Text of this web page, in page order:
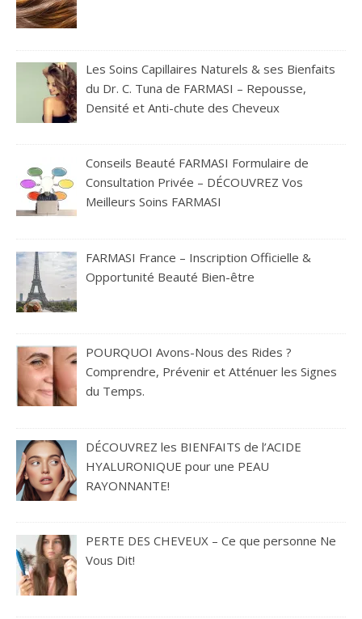
Les Soins Capillaires Naturels & ses Bienfaits
du Dr. C. Tuna de FARMASI – Repousse,
Densité et Anti-chute des Cheveux
Conseils Beauté FARMASI Formulaire de
Consultation Privée – DÉCOUVREZ Vos
Meilleurs Soins FARMASI
FARMASI France – Inscription Officielle &
Opportunité Beauté Bien-être
POURQUOI Avons-Nous des Rides ?
Comprendre, Prévenir et Atténuer les Signes
du Temps.
DÉCOUVREZ les BIENFAITS de l’ACIDE
HYALURONIQUE pour une PEAU
RAYONNANTE!
PERTE DES CHEVEUX – Ce que personne Ne
Vous Dit!